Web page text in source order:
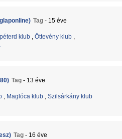
Tag - 15 éve
klub , Öttevény klub ,
Tag - 13 éve
, Maglóca klub , Szilsárkány klub
Tag - 16 éve